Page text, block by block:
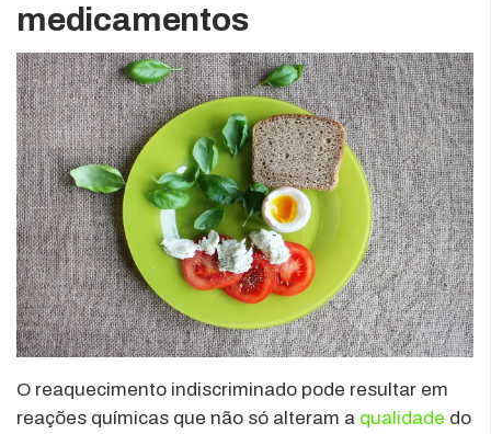
medicamentos
O reaquecimento indiscriminado pode resultar em
reações químicas que não só alteram a qualidade do